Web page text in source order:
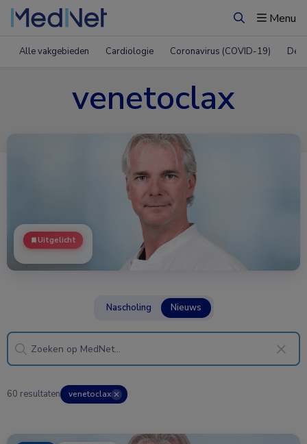
ZoekenMenu
Alle vakgebieden Cardiologie Coronavirus (COVID-19)
venetoclax
Uitgelicht
Nascholing Nieuws
60 resultaten venetoclax ✕